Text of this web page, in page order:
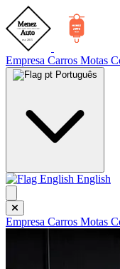
Empresa Carros Motas
Português
English
Empresa Carros Motas